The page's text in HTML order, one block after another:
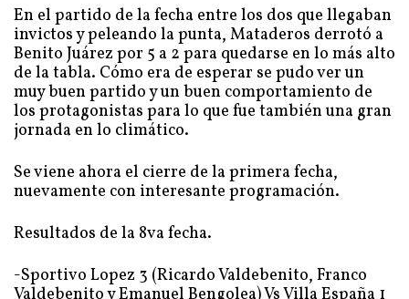
En el partido de la fecha entre los dos que llegaban
invictos y peleando la punta, Mataderos derrotó a
Benito Juárez por 5 a 2 para quedarse en lo más alto
de la tabla. Cómo era de esperar se pudo ver un
muy buen partido y un buen comportamiento de
los protagonistas para lo que fue también una gran
jornada en lo climático.
Se viene ahora el cierre de la primera fecha,
nuevamente con interesante programación.
Resultados de la 8va fecha.
-Sportivo Lopez 3 (Ricardo Valdebenito, Franco